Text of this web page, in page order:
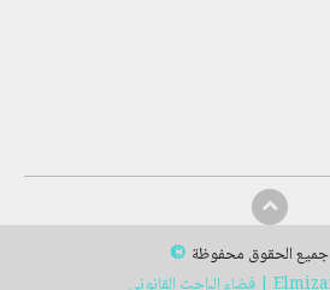
جميع الحقوق محفوظة ©